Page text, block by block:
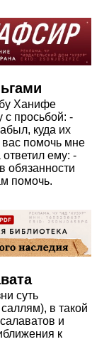
Ханифе
с просьбой: -
куда их
помочь мне
ему: -
обязанности
помочь.
суть
в такой
и
к